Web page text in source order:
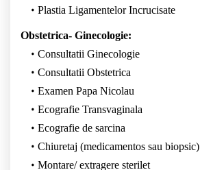
Plastia Ligamentelor Incrucisate
Obstetrica- Ginecologie:
Consultatii Ginecologie
Consultatii Obstetrica
Examen Papa Nicolau
Ecografie Transvaginala
Ecografie de sarcina
Chiuretaj (medicamentos sau biopsic)
Montare/ extragere sterilet